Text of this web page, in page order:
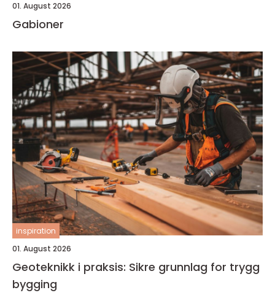
01. August 2026
Gabioner
inspiration
01. August 2026
Geoteknikk i praksis: Sikre grunnlag for trygg
bygging